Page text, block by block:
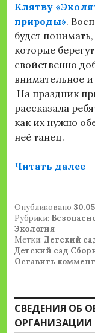
Клятву
природы».
будет
которые
свойственно
внимательное
На праздник
рассказала
как их нужно
неё танец.
Читать далее
Опубликовано
Рубрики:
Экология
Метки: Детский
Детский сад
Оставить
СВЕДЕНИЯ ОБ
ОРГАНИЗАЦИИ